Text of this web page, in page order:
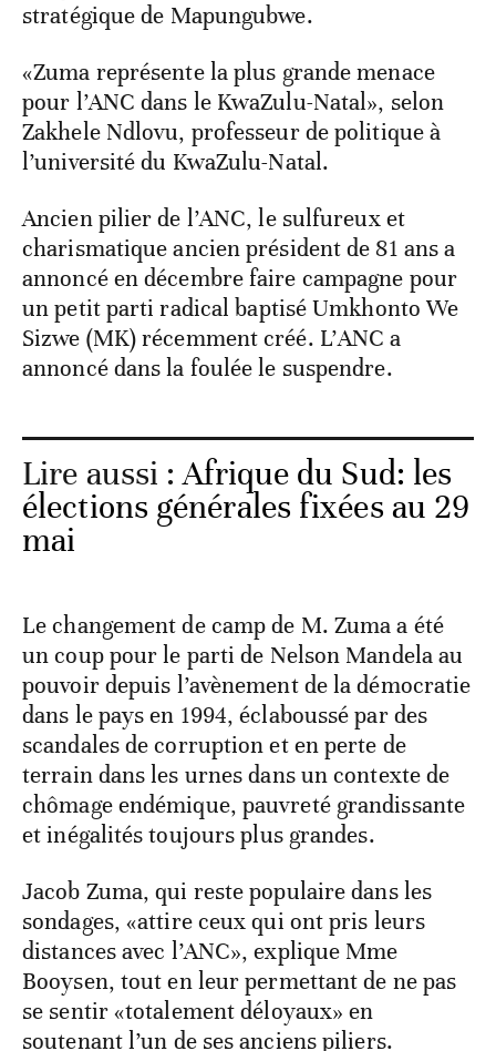
stratégique de Mapungubwe.
«Zuma représente la plus grande menace
pour l’ANC dans le KwaZulu-Natal», selon
Zakhele Ndlovu, professeur de politique à
l’université du KwaZulu-Natal.
Ancien pilier de l’ANC, le sulfureux et
charismatique ancien président de 81 ans a
annoncé en décembre faire campagne pour
un petit parti radical baptisé Umkhonto We
Sizwe (MK) récemment créé. L’ANC a
annoncé dans la foulée le suspendre.
Lire aussi :Afrique du Sud: les
élections générales fixées au 29
mai
Le changement de camp de M. Zuma a été
un coup pour le parti de Nelson Mandela au
pouvoir depuis l’avènement de la démocratie
dans le pays en 1994, éclaboussé par des
scandales de corruption et en perte de
terrain dans les urnes dans un contexte de
chômage endémique, pauvreté grandissante
et inégalités toujours plus grandes.
Jacob Zuma, qui reste populaire dans les
sondages, «attire ceux qui ont pris leurs
distances avec l’ANC», explique Mme
Booysen, tout en leur permettant de ne pas
se sentir «totalement déloyaux» en
soutenant l’un de ses anciens piliers.